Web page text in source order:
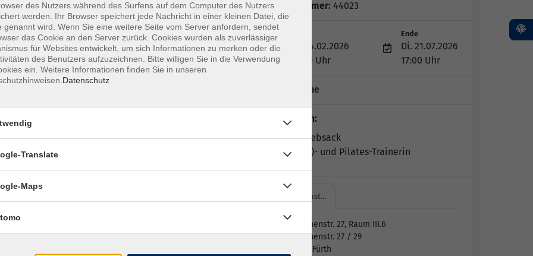
lassen:
rund um Bauch, Rücken und Beckenboden,
– immer gelenkschonend und mit bewusster
– für eine elegante, aufrechte Haltung
Kursnummer: 44023
Di. 24.02.2026
16:00 Uhr
Ende
Di. 21.07.2026
17:00 Uhr
15 Termine
Dozent*in:
Helena Lebsack
Zumba(R)- und Pilates-Trainerin
Hirschenst…
Hirschenstr. 27, Raum III.6
Hirschenstr. 27 / 29
90762 Fürth
des Nutzers während des Surfens auf dem Computer des Nutzers
werden. Ihr Browser speichert jede Nachricht in einer kleinen Datei, die
genannt wird. Wenn Sie eine weitere Seite vom Server anfordern, sendet
das Cookie an den Server zurück. Cookies wurden als zuverlässiger
für Websites entwickelt, um sich Informationen zu merken oder die
des Benutzers aufzuzeichnen. Bitte willigen Sie in die Verwendung
ein. Weitere Informationen finden Sie in unseren
Datenschutz
Translate
Maps